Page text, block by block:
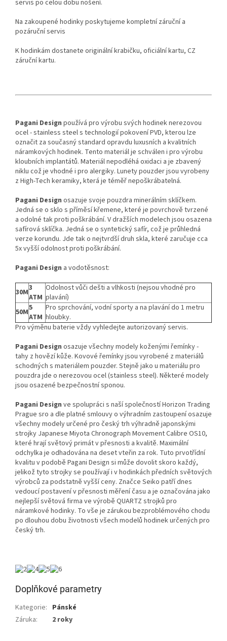
servis po celou dobu nošení.
Na zakoupené hodinky poskytujeme kompletní záruční a
pozáruční servis
K hodinkám dostanete originální krabičku, oficiální kartu, CZ
záruční kartu.
Pagani Design používá pro výrobu svých hodinek nerezovou
ocel - stainless steel s technologií pokovení PVD, kterou lze
označit za současný standard opravdu luxusních a kvalitních
náramkových hodinek. Tento materiál je schválen i pro výrobu
kloubních implantátů. Materiál nepodléhá oxidaci a je zbavený
niklu což je vhodné i pro alergiky. Lunety pouzder jsou vyrobeny
z High-Tech keramiky, která je téměř nepoškrábatelná.
Pagani Design osazuje svoje pouzdra minerálním sklíčkem.
Jedná se o sklo s příměsí křemene, které je povrchově tvrzené
a odolné tak proti poškrábání. V dražších modelech jsou osazena
safírová sklíčka. Jedná se o syntetický safír, což je průhledná
verze korundu. Jde tak o nejtvrdší druh skla, které zaručuje cca
5x vyšší odolnost proti poškrábání.
Pagani Design a vodotěsnost:
30M3
ATM
Odolnost vůči dešti a vlhkosti (nejsou vhodné pro
plavání)
50M5
ATM
Pro sprchování, vodní sporty a na plavání do 1 metru
hloubky.
Pro výměnu baterie vždy vyhledejte autorizovaný servis.
Pagani Design osazuje všechny modely koženými řemínky -
tahy z hovězí kůže. Kovové řemínky jsou vyrobené z materiálů
schodných s materiálem pouzder. Stejně jako u materiálu pro
pouzdra jde o nerezovou ocel (stainless steel). Některé modely
jsou osazené bezpečnostní sponou.
Pagani Design ve spolupráci s naší společností Horizon Trading
Prague sro a dle platné smlouvy o výhradním zastoupení osazuje
všechny modely určené pro český trh výhradně japonskými
strojky Japanese Miyota Chronograph Movement Calibre OS10,
které hrají světový primát v přesnosti a kvalitě. Maximální
odchylka je odhadována na deset vteřin za rok. Tuto prvotřídní
kvalitu v podobě Pagani Design si může dovolit skoro každý,
jelikož tyto strojky se používají i v hodinkách předních světových
výrobců za podstatně vyšší ceny. Značce Seiko patří dnes
vedoucí postavení v přesnosti měření času a je označována jako
nejlepší světová firma ve výrobě QUARTZ strojků pro
náramkové hodinky. To vše je zárukou bezproblémového chodu
po dlouhou dobu životnosti všech modelů hodinek určených pro
český trh.
Doplňkové parametry
Kategorie: Pánské
Záruka: 2 roky